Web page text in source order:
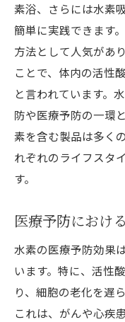
素浴、さらには水素
簡単に実践できます
方法として人気があ
ことで、体内の活性
と言われています。
防や医療予防の一環
素を含む製品は多く
れぞれのライフスタ
す。
医療予防におけ
水素の医療予防効果
います。特に、活性
り、細胞の老化を遅
これは、がんや心疾